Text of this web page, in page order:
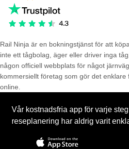
Rail Ninja är en bokningstjänst för att
inte ett tågbolag, äger eller driver inga
någon officiell webbplats för något
kommersiellt företag som gör det
online.
Vår kostnadsfria app för varje
reseplanering har aldrig varit